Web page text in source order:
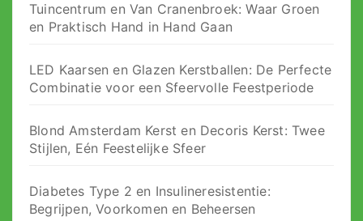
Tuincentrum en Van Cranenbroek: Waar Groen
en Praktisch Hand in Hand Gaan
LED Kaarsen en Glazen Kerstballen: De Perfecte
Combinatie voor een Sfeervolle Feestperiode
Blond Amsterdam Kerst en Decoris Kerst: Twee
Stijlen, Eén Feestelijke Sfeer
Diabetes Type 2 en Insulineresistentie:
Begrijpen, Voorkomen en Beheersen